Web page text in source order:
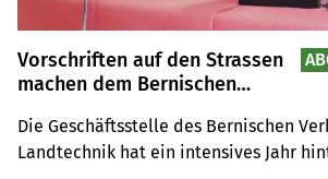
Vorschriften auf den Strassen
machen dem Bernischen
Sorgen
Die Geschäftsstelle des Bernischen
Landtechnik hat ein intensives Jahr